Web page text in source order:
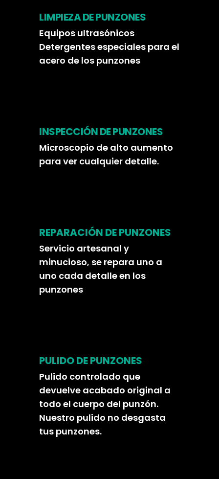
LIMPIEZA DE PUNZONES
Equipos ultrasónicos
Detergentes especiales para el
acero de los punzones
INSPECCIÓN DE PUNZONES
Microscopio de alto aumento
para ver cualquier detalle.
REPARACIÓN DE PUNZONES
Servicio artesanal y
minucioso, se repara uno a
uno cada detalle en los
punzones
PULIDO DE PUNZONES
Pulido controlado que
devuelve acabado original a
todo el cuerpo del punzón.
Nuestro pulido no desgasta
tus punzones.